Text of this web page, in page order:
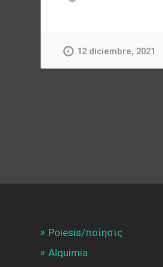
12 diciembre, 2021
Poiesis/ποίησις
Alquimia